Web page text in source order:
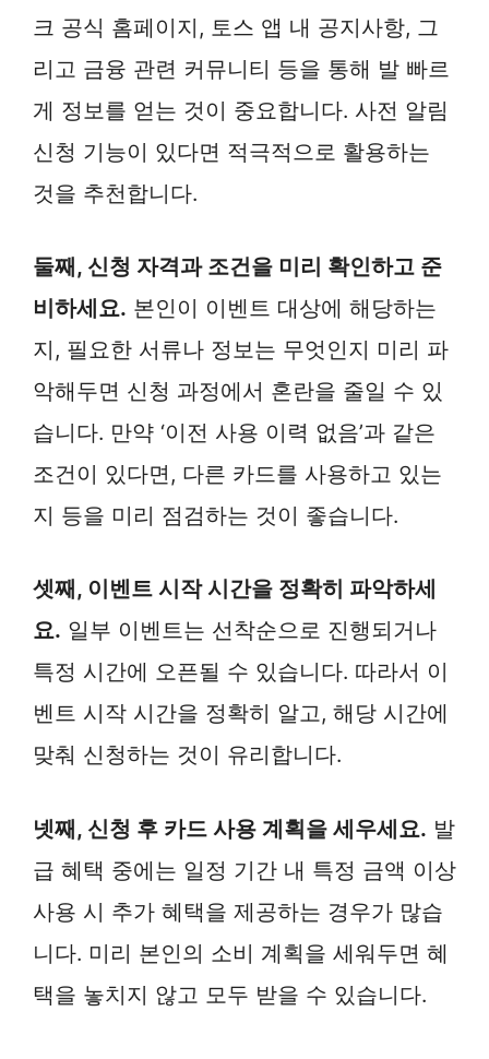
크 공식 홈페이지, 토스 앱 내 공지사항, 그
리고 금융 관련 커뮤니티 등을 통해 발 빠르
게 정보를 얻는 것이 중요합니다. 사전 알림
신청 기능이 있다면 적극적으로 활용하는
것을 추천합니다.
둘째, 신청 자격과 조건을 미리 확인하고 준
비하세요. 본인이 이벤트 대상에 해당하는
지, 필요한 서류나 정보는 무엇인지 미리 파
악해두면 신청 과정에서 혼란을 줄일 수 있
습니다. 만약 ‘이전 사용 이력 없음’과 같은
조건이 있다면, 다른 카드를 사용하고 있는
지 등을 미리 점검하는 것이 좋습니다.
셋째, 이벤트 시작 시간을 정확히 파악하세
요. 일부 이벤트는 선착순으로 진행되거나
특정 시간에 오픈될 수 있습니다. 따라서 이
벤트 시작 시간을 정확히 알고, 해당 시간에
맞춰 신청하는 것이 유리합니다.
넷째, 신청 후 카드 사용 계획을 세우세요. 발
급 혜택 중에는 일정 기간 내 특정 금액 이상
사용 시 추가 혜택을 제공하는 경우가 많습
니다. 미리 본인의 소비 계획을 세워두면 혜
택을 놓치지 않고 모두 받을 수 있습니다.